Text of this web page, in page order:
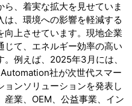
、着実な拡大を見せていま
、環境への影響を軽減する
向上させています。現地企業
じて、エネルギー効率の高い
例えば、2025年3月には、
社が次世代スマー
ョンソリューションを発表し
産業、OEM、公益事業、イン